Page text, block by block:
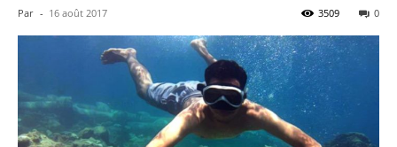
Par - 16 août 2017 0
3509